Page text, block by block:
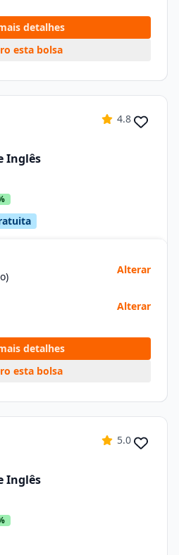
detalhes
esta bolsa
4.8
Inglês
Alterar
Alterar
detalhes
esta bolsa
5.0
Inglês